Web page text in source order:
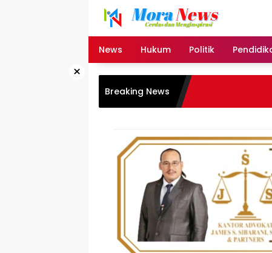
News Hukum Politik
×
Breaking News